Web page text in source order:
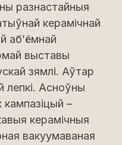
разнастайныя
керамічнай
аб’ёмнай
выставы
зямлі. Аўтар
лепкі. Асноўны
–
керамічныя
вакуумаваная